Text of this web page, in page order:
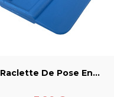
Raclette De Pose En...